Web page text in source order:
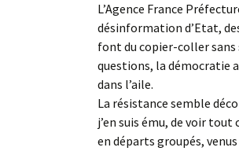
L’Agence France
désinformation d’Etat,
font du copier-coller sans
questions, la démocratie
dans l’aile.
La résistance semble
j’en suis ému, de voir tout
en départs groupés, venus